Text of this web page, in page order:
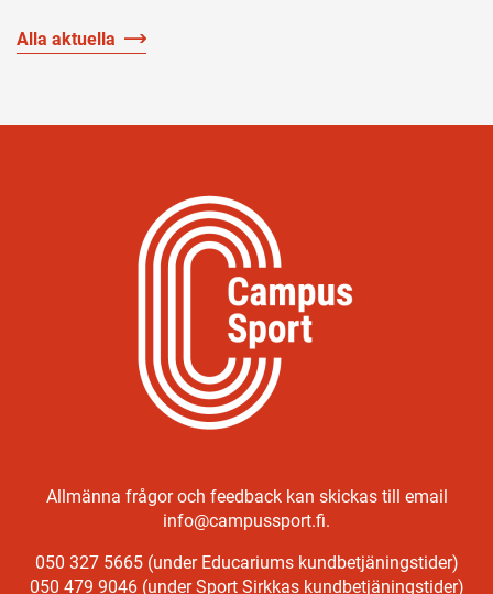
Alla aktuella
Allmänna frågor och feedback kan skickas till email
info@campussport.fi.
050 327 5665 (under Educariums kundbetjäningstider)
050 479 9046 (under Sport Sirkkas kundbetjäningstider)